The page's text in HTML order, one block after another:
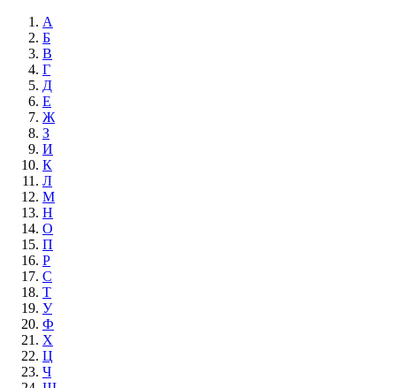
А
Б
В
Г
Д
Е
Ж
З
И
К
Л
М
Н
О
П
Р
С
Т
У
Ф
Х
Ц
Ч